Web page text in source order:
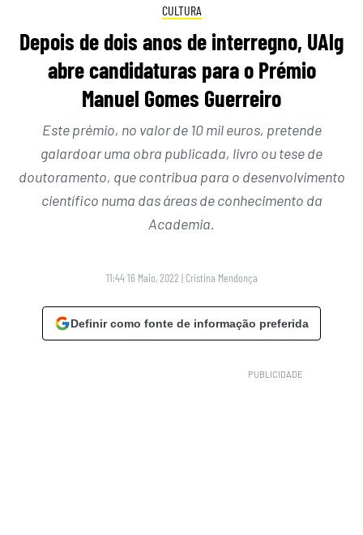
CULTURA
Depois de dois anos de interregno, UAlg
abre candidaturas para o Prémio
Manuel Gomes Guerreiro
Este prémio, no valor de 10 mil euros, pretende
galardoar uma obra publicada, livro ou tese de
doutoramento, que contribua para o desenvolvimento
científico numa das áreas de conhecimento da
Academia.
11:44 16 Maio, 2022 | Cristina Mendonça
Definir como fonte de informação preferida